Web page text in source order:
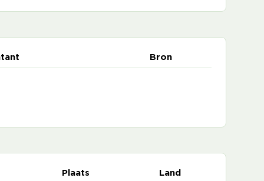
Bron
Plaats Land